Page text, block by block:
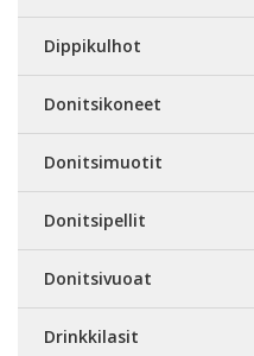
Dippikulhot
Donitsikoneet
Donitsimuotit
Donitsipellit
Donitsivuoat
Drinkkilasit